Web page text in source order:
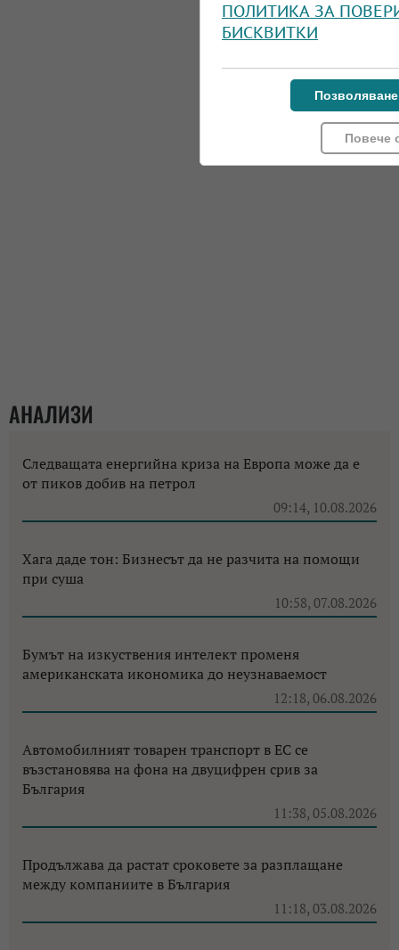
АНАЛИЗИ
Следващата енергийна криза на Европа може да е
от пиков добив на петрол
09:14, 10.08.2026
Хага даде тон: Бизнесът да не разчита на помощи
при суша
10:58, 07.08.2026
Бумът на изкуствения интелект променя
американската икономика до неузнаваемост
12:18, 06.08.2026
Автомобилният товарен транспорт в ЕС се
възстановява на фона на двуцифрен срив за
България
11:38, 05.08.2026
Продължава да растат сроковете за разплащане
между компаниите в България
11:18, 03.08.2026
ПОЛИТИКА ЗА
БИСКВИТКИ
Повече